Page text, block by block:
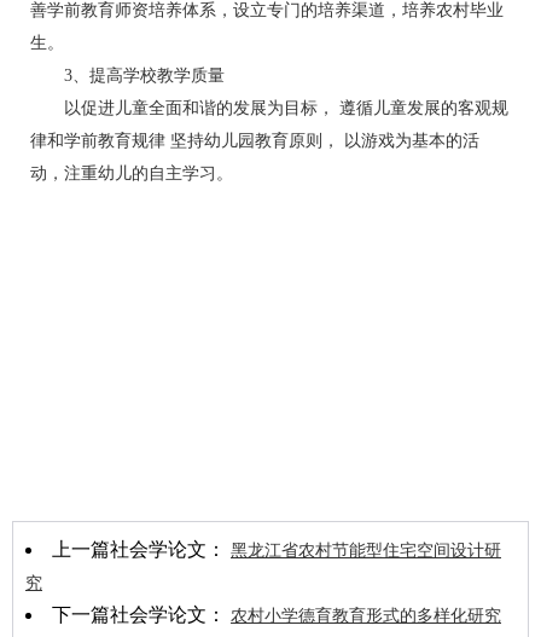
善学前教育师资培养体系，设立专门的培养渠道，培养农村毕业
生。
3、提高学校教学质量
以促进儿童全面和谐的发展为目标， 遵循儿童发展的客观规
律和学前教育规律 坚持幼儿园教育原则， 以游戏为基本的活
动，注重幼儿的自主学习。
上一篇社会学论文： 黑龙江省农村节能型住宅空间设计研
究
下一篇社会学论文： 农村小学德育教育形式的多样化研究